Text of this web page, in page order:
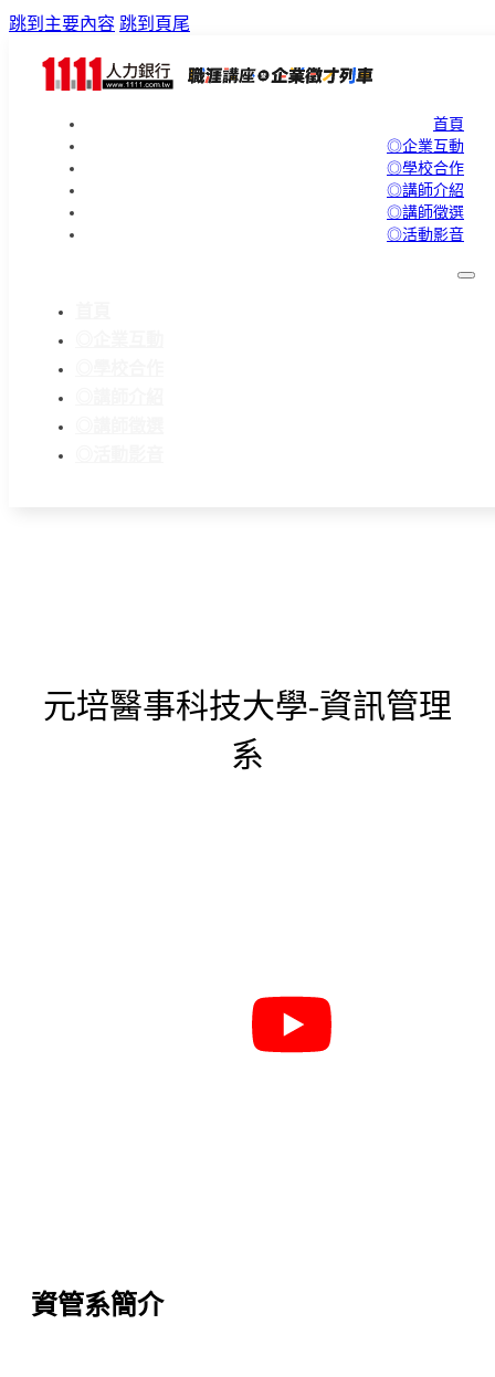
跳到主要內容 跳到頁尾
首頁
◎企業互動
◎學校合作
◎講師介紹
◎講師徵選
◎活動影音
元培醫事科技大學-資訊管理
系
資管系簡介